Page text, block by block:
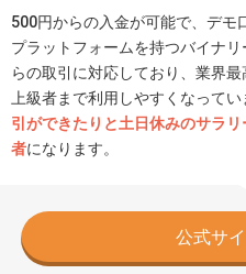
500円からの入金が可能で、デモ
プラットフォームを持つバイナ
らの取引に対応しており、業界
上級者まで利用しやすくなってい
引ができたりと土日休みのサラ
者になります。
公式サ